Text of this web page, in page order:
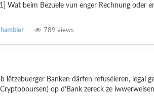
Wat beim Bezuele vun enger Rechnung oder
hambier 789 views
lëtzebuerger Banken därfen refuséieren, legal
op d‘Bank zereck ze